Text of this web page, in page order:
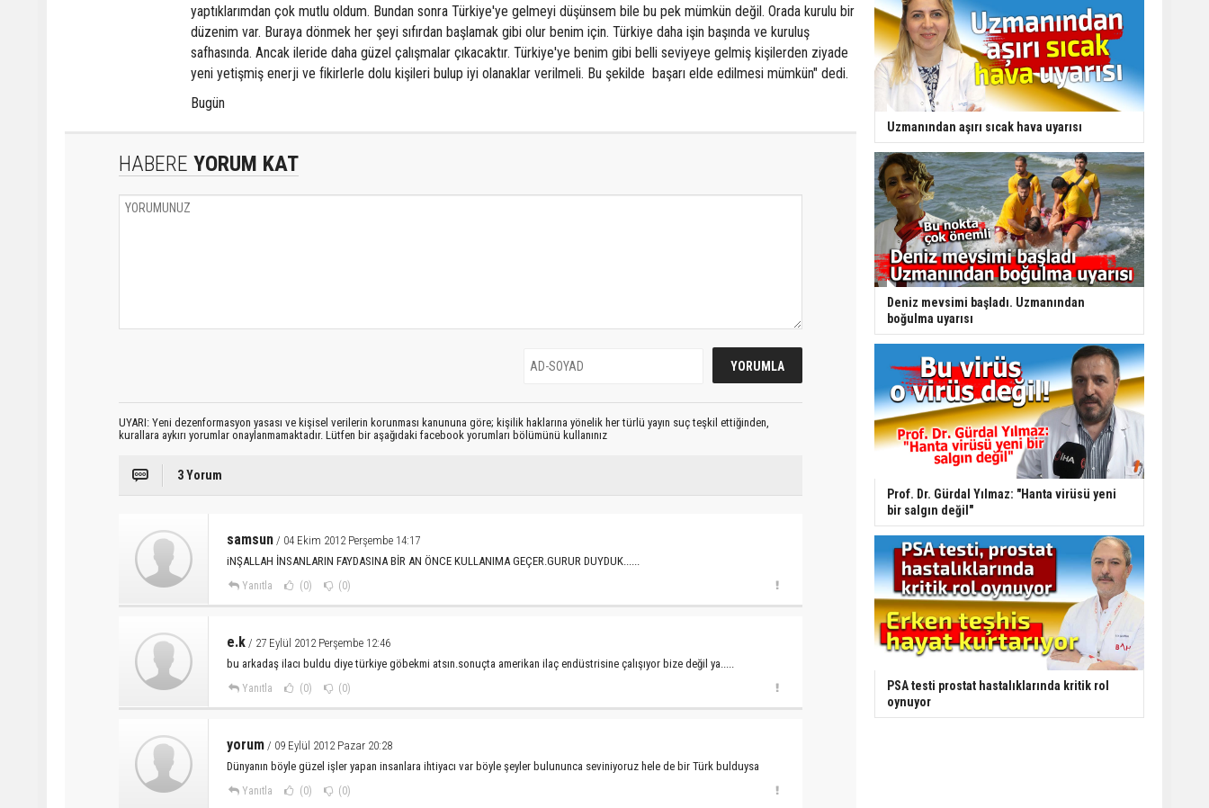
yaptıklarımdan çok mutlu oldum. Bundan sonra Türkiye'ye gelmeyi düşünsem bile bu pek mümkün değil. Orada kurulu bir
düzenim var. Buraya dönmek her şeyi sıfırdan başlamak gibi olur benim için. Türkiye daha işin başında ve kuruluş
safhasında. Ancak ileride daha güzel çalışmalar çıkacaktır. Türkiye'ye benim gibi belli seviyeye gelmiş kişilerden ziyade
yeni yetişmiş enerji ve fikirlerle dolu kişileri bulup iyi olanaklar verilmeli. Bu şekilde başarı elde edilmesi mümkün" dedi.
Bugün
HABERE YORUM KAT
UYARI: Yeni dezenformasyon yasası ve kişisel verilerin korunması kanununa göre; kişilik haklarına yönelik her türlü yayın suç teşkil ettiğinden,
kurallara aykırı yorumlar onaylanmamaktadır. Lütfen bir aşağıdaki facebook yorumları bölümünü kullanınız
3 Yorum
samsun / 04 Ekim 2012 Perşembe 14:17
iNŞALLAH İNSANLARIN FAYDASINA BİR AN ÖNCE KULLANIMA GEÇER.GURUR DUYDUK......
Yanıtla (0) (0)
e.k / 27 Eylül 2012 Perşembe 12:46
bu arkadaş ilacı buldu diye türkiye göbekmi atsın.sonuçta amerikan ilaç endüstrisine çalışıyor bize değil ya.....
Yanıtla (0) (0)
yorum / 09 Eylül 2012 Pazar 20:28
Dünyanın böyle güzel işler yapan insanlara ihtiyacı var böyle şeyler bulununca seviniyoruz hele de bir Türk bulduysa
Yanıtla (0) (0)
Uzmanından aşırı sıcak hava uyarısı
Deniz mevsimi başladı. Uzmanından
boğulma uyarısı
Prof. Dr. Gürdal Yılmaz: "Hanta virüsü yeni
bir salgın değil"
PSA testi prostat hastalıklarında kritik rol
oynuyor